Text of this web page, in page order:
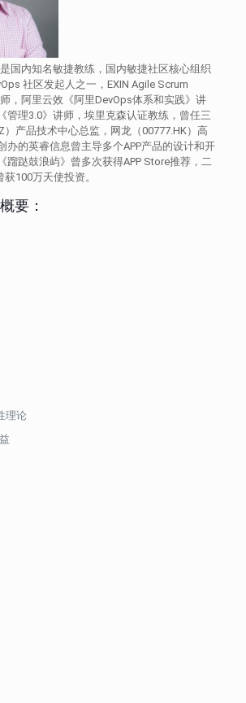
国内知名敏捷教练，国内敏捷社区核心组织
社区发起人之一，EXIN Agile Scrum
，阿里云效《阿里DevOps体系和实践》讲
管理3.0》讲师，埃里克森认证教练，曾任三
）产品技术中心总监，网龙（00777.HK）高
办的英睿信息曾主导多个APP产品的设计和开
蹓跶鼓浪屿》曾多次获得APP Store推荐，二
100万天使投资。
要：
理论